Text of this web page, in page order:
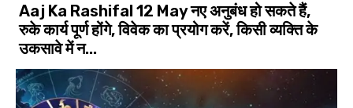
Aaj Ka Rashifal 12 May नए अनुबंध हो सकते हैं,
रुके कार्य पूर्ण होंगे, विवेक का प्रयोग करें, किसी व्यक्ति के
उकसावे में न...